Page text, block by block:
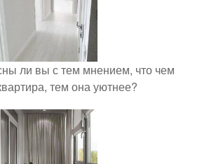
ли вы с тем мнением, что чем
тем она уютнее?